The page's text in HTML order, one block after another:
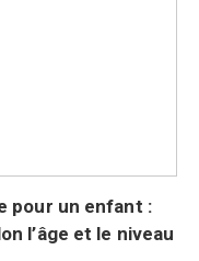
pour un enfant :
l’âge et le niveau